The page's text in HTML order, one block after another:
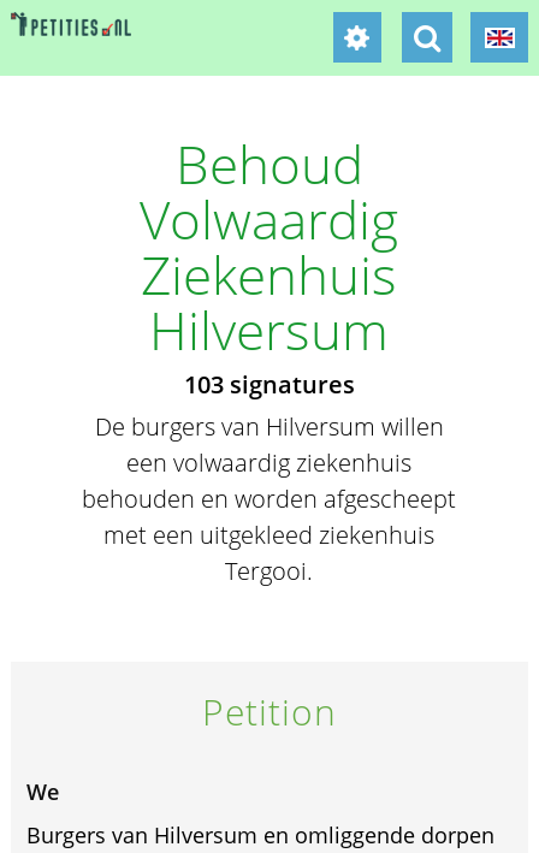
Behoud
Volwaardig
Ziekenhuis
Hilversum
103 signatures
De burgers van Hilversum willen
een volwaardig ziekenhuis
behouden en worden afgescheept
met een uitgekleed ziekenhuis
Tergooi.
Petition
We
Burgers van Hilversum en omliggende dorpen